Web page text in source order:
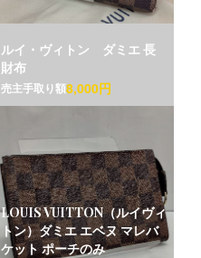
ルイ・ヴィトン ダミエ 長
財布
売主手取り額8,000円
LOUIS VUITTON（ルイヴィ
トン）ダミエ エベヌ マレバ
ケット ポーチのみ